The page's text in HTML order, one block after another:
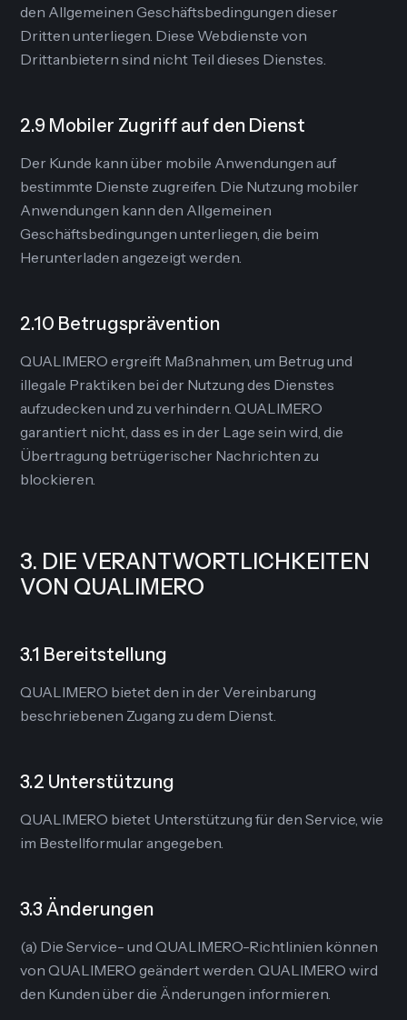
den Allgemeinen Geschäftsbedingungen dieser
Dritten unterliegen. Diese Webdienste von
Drittanbietern sind nicht Teil dieses Dienstes.
2.9 Mobiler Zugriff auf den Dienst
Der Kunde kann über mobile Anwendungen auf
bestimmte Dienste zugreifen. Die Nutzung mobiler
Anwendungen kann den Allgemeinen
Geschäftsbedingungen unterliegen, die beim
Herunterladen angezeigt werden.
2.10 Betrugsprävention
QUALIMERO ergreift Maßnahmen, um Betrug und
illegale Praktiken bei der Nutzung des Dienstes
aufzudecken und zu verhindern. QUALIMERO
garantiert nicht, dass es in der Lage sein wird, die
Übertragung betrügerischer Nachrichten zu
blockieren.
3. DIE VERANTWORTLICHKEITEN
VON QUALIMERO
3.1 Bereitstellung
QUALIMERO bietet den in der Vereinbarung
beschriebenen Zugang zu dem Dienst.
3.2 Unterstützung
QUALIMERO bietet Unterstützung für den Service, wie
im Bestellformular angegeben.
3.3 Änderungen
(a) Die Service- und QUALIMERO-Richtlinien können
von QUALIMERO geändert werden. QUALIMERO wird
den Kunden über die Änderungen informieren.